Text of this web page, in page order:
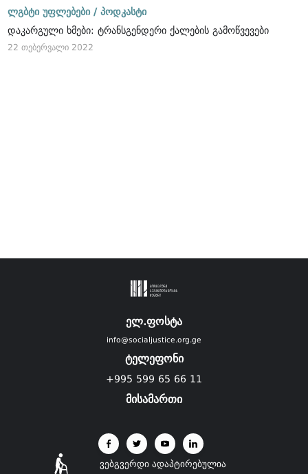
ლგბტი უფლებები / პოდკასტი
დაკარგული ხმები: ტრანსგენდერი ქალების გამოწვევები
22 თებერვალი 2022
ელ.ფოსტა
info@socialjustice.org.ge
ტელეფონი
+995 599 65 66 11
მისამართი
ვებგვერდი ადაპტირებულია